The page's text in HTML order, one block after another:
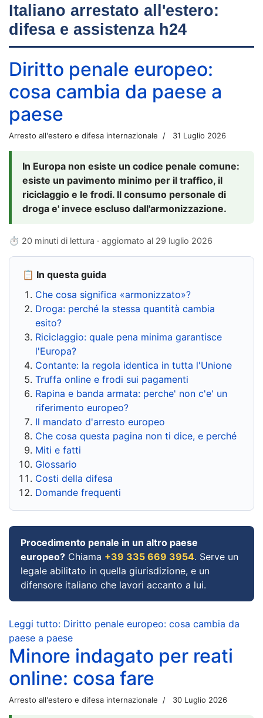
Italiano arrestato all'estero:
difesa e assistenza h24
Diritto penale europeo:
cosa cambia da paese a
paese
Arresto all'estero e difesa internazionale 31 Luglio 2026
In Europa non esiste un codice penale comune:
esiste un pavimento minimo per il traffico, il
riciclaggio e le frodi. Il consumo personale di
droga e' invece escluso dall'armonizzazione.
⏱ 20 minuti di lettura · aggiornato al 29 luglio 2026
📋 In questa guida
Che cosa significa «armonizzato»?
Droga: perché la stessa quantità cambia
esito?
Riciclaggio: quale pena minima garantisce
l'Europa?
Contante: la regola identica in tutta l'Unione
Truffa online e frodi sui pagamenti
Rapina e banda armata: perche' non c'e' un
riferimento europeo?
Il mandato d'arresto europeo
Che cosa questa pagina non ti dice, e perché
Miti e fatti
Glossario
Costi della difesa
Domande frequenti
Procedimento penale in un altro paese
europeo? Chiama +39 335 669 3954. Serve un
legale abilitato in quella giurisdizione, e un
difensore italiano che lavori accanto a lui.
Leggi tutto: Diritto penale europeo: cosa cambia da
paese a paese
Minore indagato per reati
online: cosa fare
Arresto all'estero e difesa internazionale 30 Luglio 2026